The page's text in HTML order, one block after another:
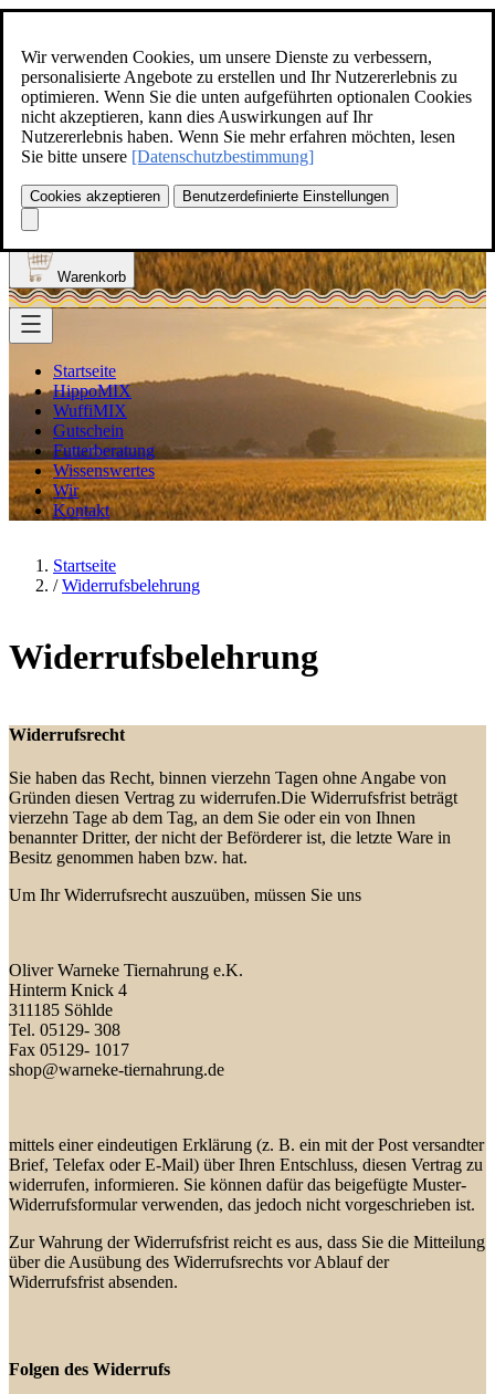
Wir verwenden Cookies, um unsere Dienste zu verbessern,
personalisierte Angebote zu erstellen und Ihr Nutzererlebnis zu
optimieren. Wenn Sie die unten aufgeführten optionalen Cookies
nicht akzeptieren, kann dies Auswirkungen auf Ihr
Nutzererlebnis haben. Wenn Sie mehr erfahren möchten, lesen
Sie bitte unsere [Datenschutzbestimmung]
Cookies akzeptieren Benutzerdefinierte Einstellungen
Zum Inhalt springen
+49(0)5129-308
Produkt finden
0
Warenkorb
Startseite
HippoMIX
WuffiMIX
Gutschein
Futterberatung
Wissenswertes
Wir
Kontakt
Startseite
/ Widerrufsbelehrung
Widerrufsbelehrung
Widerrufsrecht
Sie haben das Recht, binnen vierzehn Tagen ohne Angabe von
Gründen diesen Vertrag zu widerrufen.Die Widerrufsfrist beträgt
vierzehn Tage ab dem Tag, an dem Sie oder ein von Ihnen
benannter Dritter, der nicht der Beförderer ist, die letzte Ware in
Besitz genommen haben bzw. hat.
Um Ihr Widerrufsrecht auszuüben, müssen Sie uns
Oliver Warneke Tiernahrung e.K.
Hinterm Knick 4
311185 Söhlde
Tel. 05129- 308
Fax 05129- 1017
shop@warneke-tiernahrung.de
mittels einer eindeutigen Erklärung (z. B. ein mit der Post versandter
Brief, Telefax oder E-Mail) über Ihren Entschluss, diesen Vertrag zu
widerrufen, informieren. Sie können dafür das beigefügte Muster-
Widerrufsformular verwenden, das jedoch nicht vorgeschrieben ist.
Zur Wahrung der Widerrufsfrist reicht es aus, dass Sie die Mitteilung
über die Ausübung des Widerrufsrechts vor Ablauf der
Widerrufsfrist absenden.
Folgen des Widerrufs